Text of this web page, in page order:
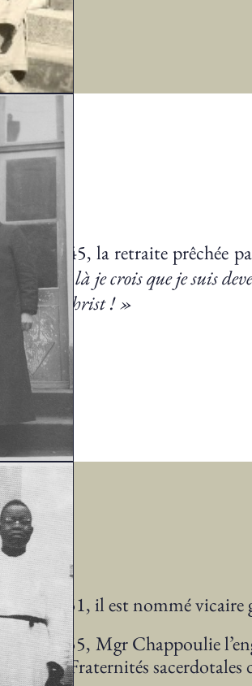
En 1945, la retraite prêchée
« C’est là je crois que je suis
Jésus-Christ ! »
En 1951, il est nommé vicaire
En 1955, Mgr Chappoulie
Jésus (Fraternités